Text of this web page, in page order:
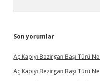
Son yorumlar
Aç Kapıyı Bezirgan Başı Türü
Aç Kapıyı Bezirgan Başı Türü